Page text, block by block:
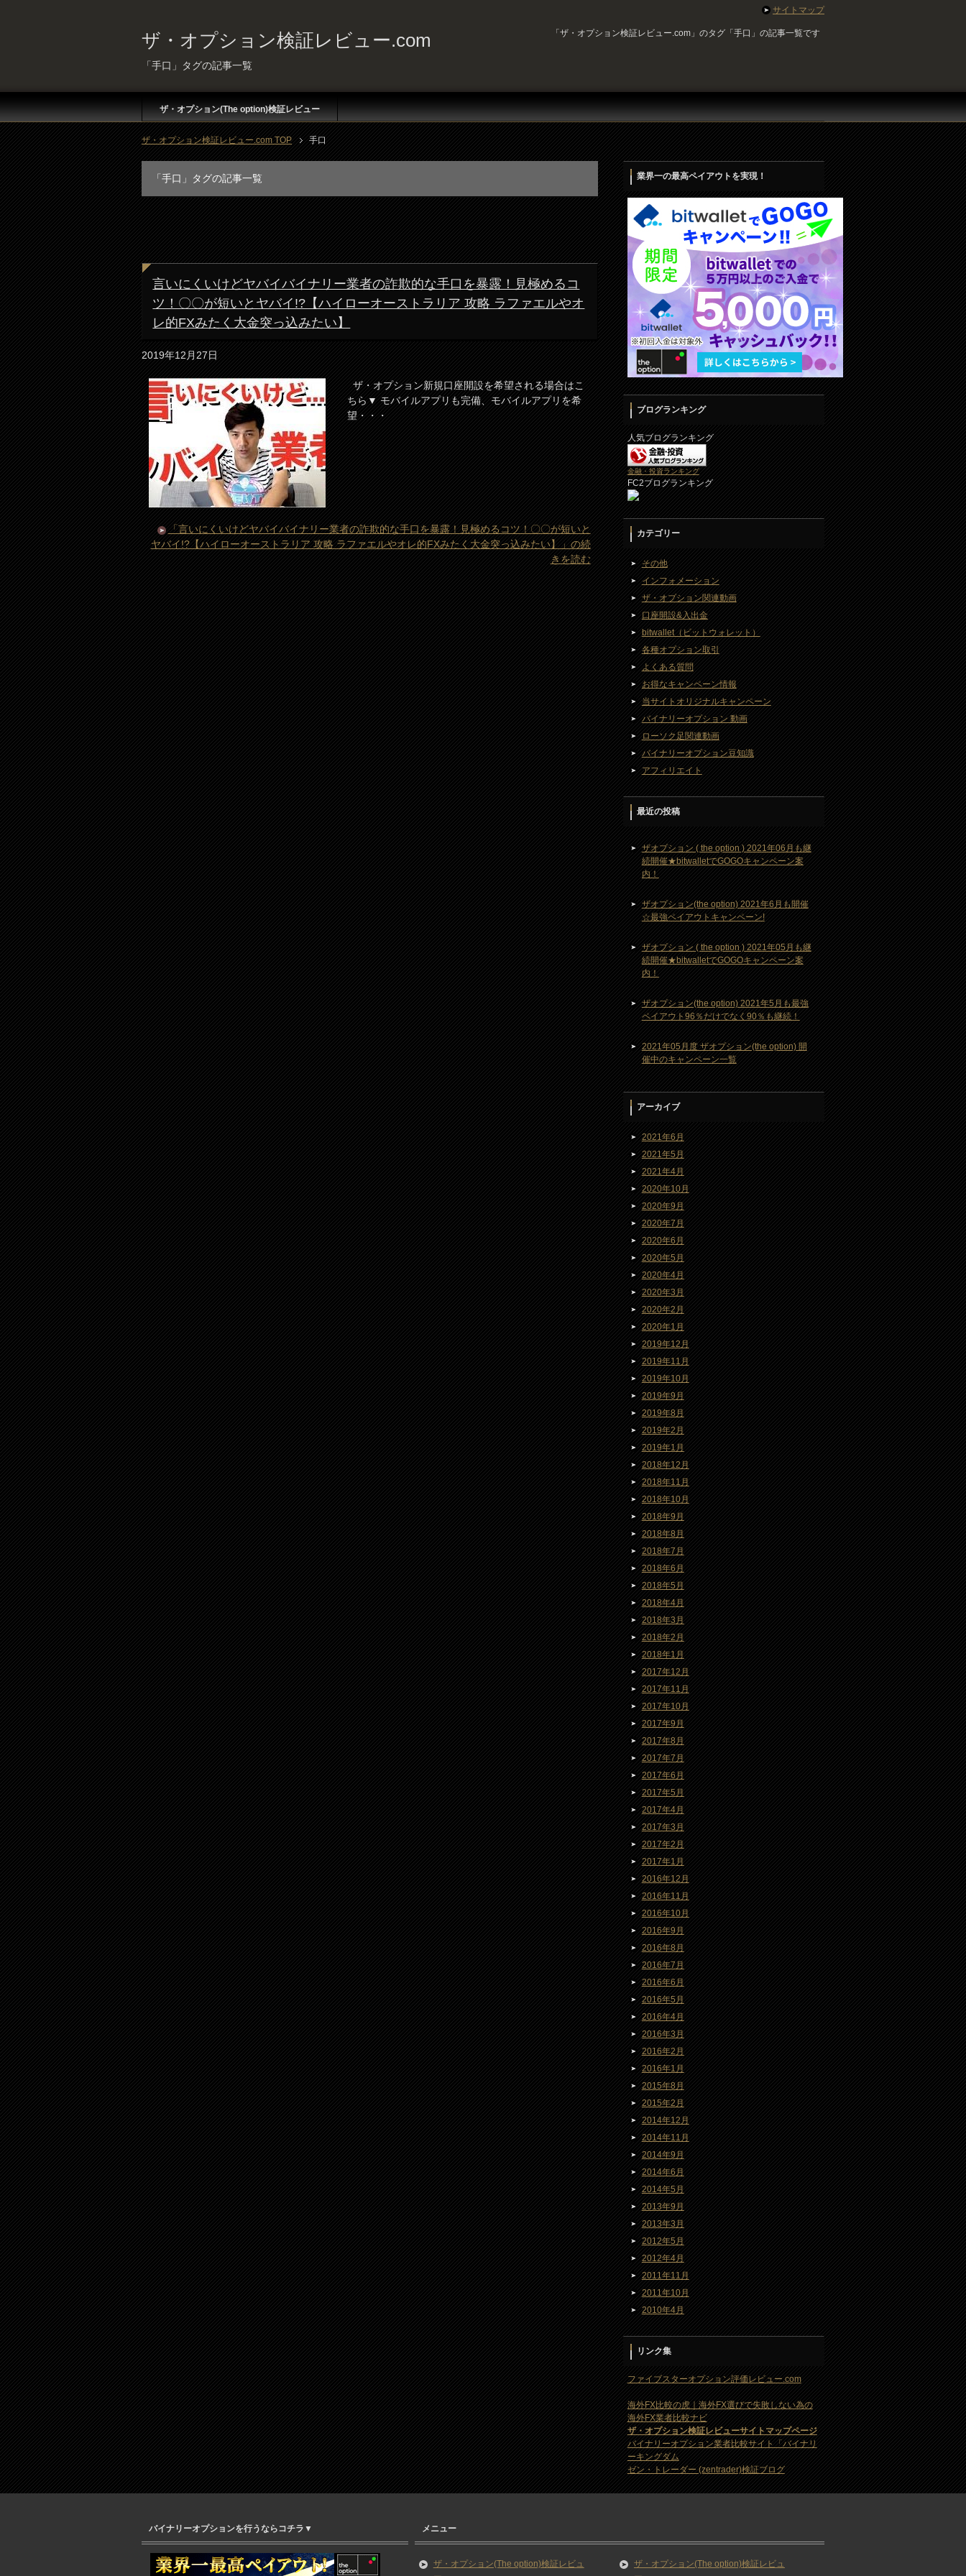
ザ・オプション検証レビュー.com
「手口」タグの記事一覧
「ザ・オプション検証レビュー.com」のタグ「手口」の記事一覧です
ザ・オプション(The option)検証レビュー
ザ・オプション検証レビュー.com TOP 手口
「手口」タグの記事一覧
言いにくいけどヤバイバイナリー業者の詐欺的な手口を暴露！見極めるコ
ツ！〇〇が短いとヤバイ!?【ハイローオーストラリア 攻略 ラファエルやオ
レ的FXみたく大金突っ込みたい】
2019年12月27日
ザ・オプション新規口座開設を希望される場合はこ
ちら▼ モバイルアプリも完備、モバイルアプリを希
望・・・
「言いにくいけどヤバイバイナリー業者の詐欺的な手口を暴露！見極めるコツ！〇〇が短いと
ヤバイ!?【ハイローオーストラリア 攻略 ラファエルやオレ的FXみたく大金突っ込みたい】」の続
きを読む
業界一の最高ペイアウトを実現！
ブログランキング
人気ブログランキング
金融・投資ランキング
FC2ブログランキング
カテゴリー
その他
インフォメーション
ザ・オプション関連動画
口座開設&入出金
bitwallet（ビットウォレット）
各種オプション取引
よくある質問
お得なキャンペーン情報
当サイトオリジナルキャンペーン
バイナリーオプション 動画
ローソク足関連動画
バイナリーオプション豆知識
アフィリエイト
最近の投稿
ザオプション ( the option ) 2021年06月も継
続開催★bitwalletでGOGOキャンペーン案
内！
ザオプション(the option) 2021年6月も開催
☆最強ペイアウトキャンペーン!
ザオプション ( the option ) 2021年05月も継
続開催★bitwalletでGOGOキャンペーン案
内！
ザオプション(the option) 2021年5月も最強
ペイアウト96％だけでなく90％も継続！
2021年05月度 ザオプション(the option) 開
催中のキャンペーン一覧
アーカイブ
2021年6月
2021年5月
2021年4月
2020年10月
2020年9月
2020年7月
2020年6月
2020年5月
2020年4月
2020年3月
2020年2月
2020年1月
2019年12月
2019年11月
2019年10月
2019年9月
2019年8月
2019年2月
2019年1月
2018年12月
2018年11月
2018年10月
2018年9月
2018年8月
2018年7月
2018年6月
2018年5月
2018年4月
2018年3月
2018年2月
2018年1月
2017年12月
2017年11月
2017年10月
2017年9月
2017年8月
2017年7月
2017年6月
2017年5月
2017年4月
2017年3月
2017年2月
2017年1月
2016年12月
2016年11月
2016年10月
2016年9月
2016年8月
2016年7月
2016年6月
2016年5月
2016年4月
2016年3月
2016年2月
2016年1月
2015年8月
2015年2月
2014年12月
2014年11月
2014年9月
2014年6月
2014年5月
2013年9月
2013年3月
2012年5月
2012年4月
2011年11月
2011年10月
2010年4月
リンク集
ファイブスターオプション評価レビュー.com
海外FX比較の虎｜海外FX選びで失敗しない為の
海外FX業者比較ナビ
ザ・オプション検証レビューサイトマップページ
バイナリーオプション業者比較サイト「バイナリ
ーキングダム
ゼン・トレーダー (zentrader)検証ブログ
バイナリーオプションを行うならコチラ▼ メニュー
ザ・オプション(The option)検証レビュ
ザ・オプション(The option)検証レビュ
サイトマップ